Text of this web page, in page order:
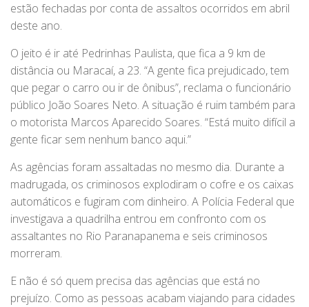
estão fechadas por conta de assaltos ocorridos em abril
deste ano.
O jeito é ir até Pedrinhas Paulista, que fica a 9 km de
distância ou Maracaí, a 23. “A gente fica prejudicado, tem
que pegar o carro ou ir de ônibus”, reclama o funcionário
público João Soares Neto. A situação é ruim também para
o motorista Marcos Aparecido Soares. “Está muito difícil a
gente ficar sem nenhum banco aqui.”
As agências foram assaltadas no mesmo dia. Durante a
madrugada, os criminosos explodiram o cofre e os caixas
automáticos e fugiram com dinheiro. A Polícia Federal que
investigava a quadrilha entrou em confronto com os
assaltantes no Rio Paranapanema e seis criminosos
morreram.
E não é só quem precisa das agências que está no
prejuízo. Como as pessoas acabam viajando para cidades